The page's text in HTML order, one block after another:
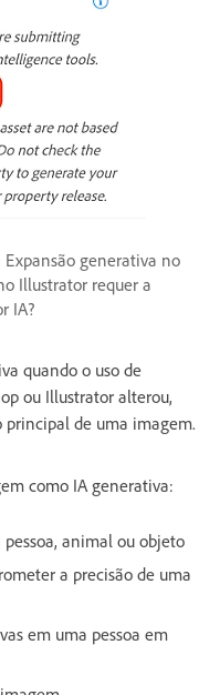
generativa no
Illustrator requer a
IA?
quando o uso de
ou Illustrator alterou,
de uma imagem.
como IA generativa:
animal ou objeto
a precisão de uma
em uma pessoa em